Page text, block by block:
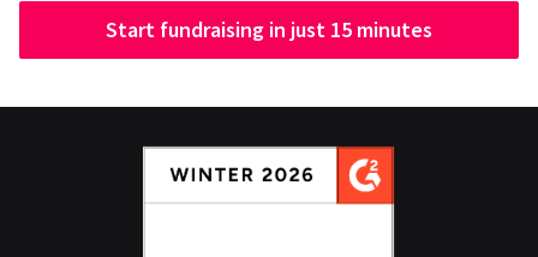
Start fundraising in just 15 minutes